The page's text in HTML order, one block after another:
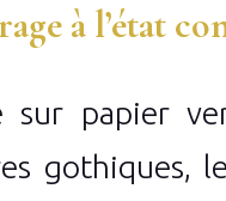
à l’état
sur papier
gothiques,